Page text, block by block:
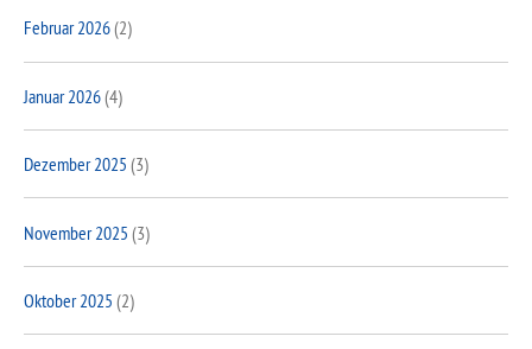
Februar 2026(2)
Januar 2026(4)
Dezember 2025 (3)
November 2025 (3)
Oktober 2025 (2)